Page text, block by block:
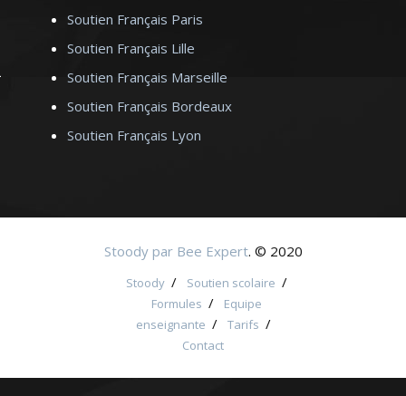
Soutien Français Paris
Soutien Français Lille
Soutien Français Marseille
Soutien Français Bordeaux
Soutien Français Lyon
Stoody par Bee Expert. © 2020
Stoody / Soutien scolaire /
Formules /
Equipe
enseignante / Tarifs /
Contact